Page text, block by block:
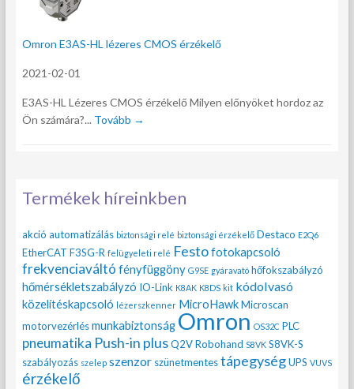
Omron E3AS-HL lézeres CMOS érzékelő
2021-02-01
E3AS-HL Lézeres CMOS érzékelő Milyen előnyöket hordoz az
Ön számára?... Tovább →
Termékek híreinkben
akció automatizálás biztonsági relé biztonsági érzékelő Destaco E2Q6
EtherCAT F3SG-R felügyeleti relé Festofotokapcsoló
frekvenciaváltó fényfüggöny G9SE gyáravató hőfokszabályzó
hőmérsékletszabályzó IO-Link K8AK K8DS kit kódolvasó
közelítéskapcsoló lézerszkenner MicroHawk Microscan
motorvezérlés munkabiztonság Omron OS32C PLC
pneumatika Push-in plus Q2V Robohand S8VK S8VK-S
szabályozás szelep szenzor szünetmentes tápegység UPS VUVS
érzékelő